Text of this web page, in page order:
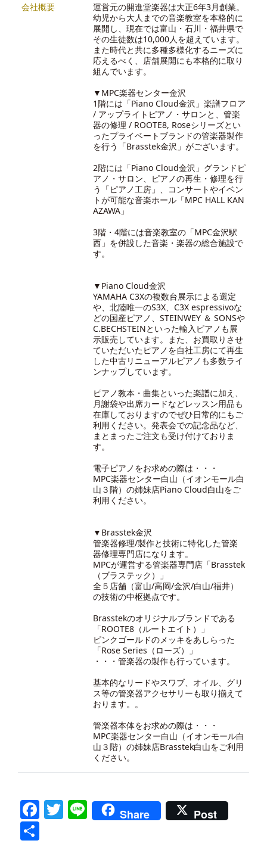
会社概要
運営元の開進堂楽器は大正6年3月創業。
幼児から大人までの音楽教室を本格的に
展開し、現在では富山・石川・福井県で
その生徒数は10,000人を超えています。
また時代と共に多種多様化するニーズに
応えるべく、店舗展開にも本格的に取り
組んでいます。
▼MPC楽器センター金沢
1階には「Piano Cloud金沢」楽譜フロア
/ アップライトピアノ・サロンと、管楽
器の修理 / ROOTE8, Roseシリーズとい
ったプライベートブランドの管楽器製作
を行う「Brasstek金沢」がございます。
2階には「Piano Cloud金沢」グランドピ
アノ・サロン、ピアノの再生・修理を行
う「ピアノ工房」、コンサートやイベン
トが可能な音楽ホール「MPC HALL KAN
AZAWA」
3階・4階には音楽教室の「MPC金沢駅
西」を併設した音楽・楽器の総合施設で
す。
▼Piano Cloud金沢
YAMAHA C3Xの複数台展示による選定
や、北陸唯一のS3X、C3X espressivoな
どの国産ピアノ、STEINWEY ＆ SONSや
C.BECHSTEINといった輸入ピアノも展
示販売しています。また、お買取りさせ
ていただいたピアノを自社工房にて再生
した中古リニューアルピアノも多数ライ
ンナップしています。
ピアノ教本・曲集といった楽譜に加え、
月謝袋や出席カードなどレッスン用品も
在庫しておりますのでぜひ日常的にもご
利用ください。発表会での記念品など、
まとまったご注文も受け付けておりま
す。
電子ピアノをお求めの際は・・・
MPC楽器センター白山（イオンモール白
山３階）の姉妹店Piano Cloud白山をご
利用ください。
▼Brasstek金沢
管楽器修理/製作と技術に特化した管楽
器修理専門店になります。
MPCが運営する管楽器専門店「Brasstek
（ブラステック）」
全５店舗（富山/高岡/金沢/白山/福井）
の技術の中枢拠点です。
Brasstekのオリジナルブランドである
「ROOTE8（ルートエイト）」
ピンクゴールドのメッキをあしらった
「Rose Series（ローズ）」
・・・管楽器の製作も行っています。
基本的なリードやスワブ、オイル、グリ
ス等の管楽器アクセサリーも取り揃えて
おります。。
管楽器本体をお求めの際は・・・
MPC楽器センター白山（イオンモール白
山３階）の姉妹店Brasstek白山をご利用
ください。
Facebook
Twitter
LineShare Post